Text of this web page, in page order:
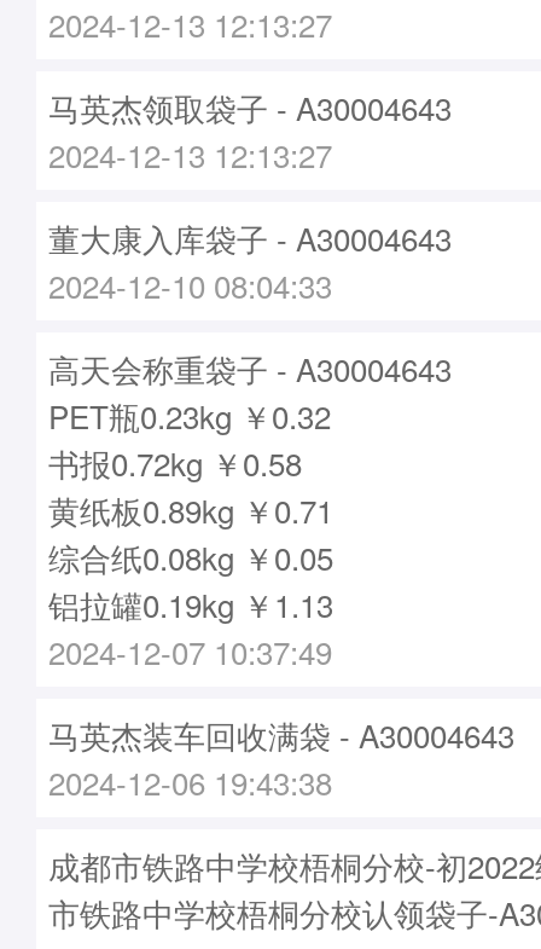
2024-12-13 12:13:27
马英杰领取袋子 - A30004643
2024-12-13 12:13:27
董大康入库袋子 - A30004643
2024-12-10 08:04:33
高天会称重袋子 - A30004643
PET瓶0.23kg ￥0.32
书报0.72kg ￥0.58
黄纸板0.89kg ￥0.71
综合纸0.08kg ￥0.05
铝拉罐0.19kg ￥1.13
2024-12-07 10:37:49
马英杰装车回收满袋 - A30004643
2024-12-06 19:43:38
成都市铁路中学校梧桐分校-初
市铁路中学校梧桐分校认领袋子-